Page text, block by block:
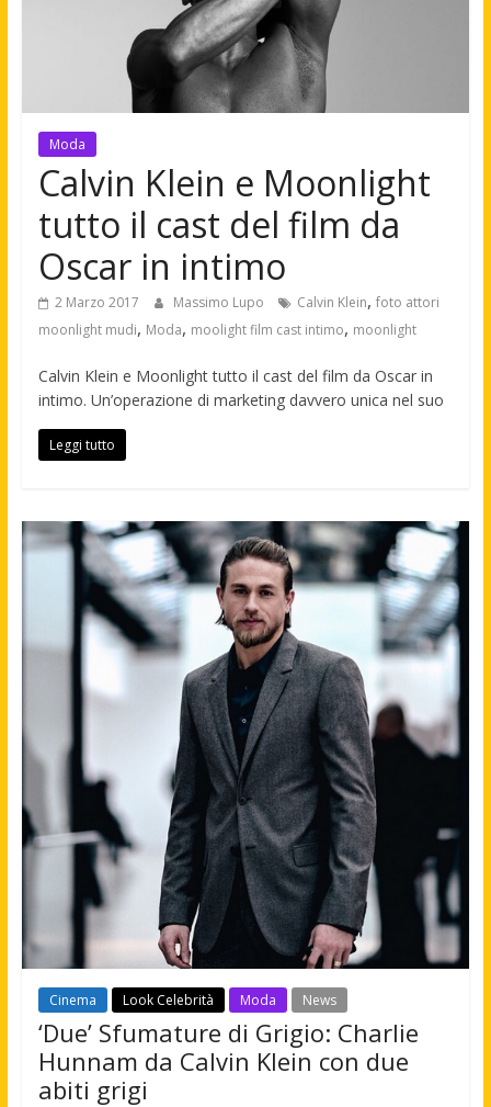
Moda
Calvin Klein e Moonlight
tutto il cast del film da
Oscar in intimo
2 Marzo 2017 Massimo Lupo Calvin Klein, foto attori
moonlight mudi, Moda, moolight film cast intimo, moonlight
Calvin Klein e Moonlight tutto il cast del film da Oscar in
intimo. Un’operazione di marketing davvero unica nel suo
Leggi tutto
Cinema Look Celebrità Moda News
‘Due’ Sfumature di Grigio: Charlie
Hunnam da Calvin Klein con due
abiti grigi